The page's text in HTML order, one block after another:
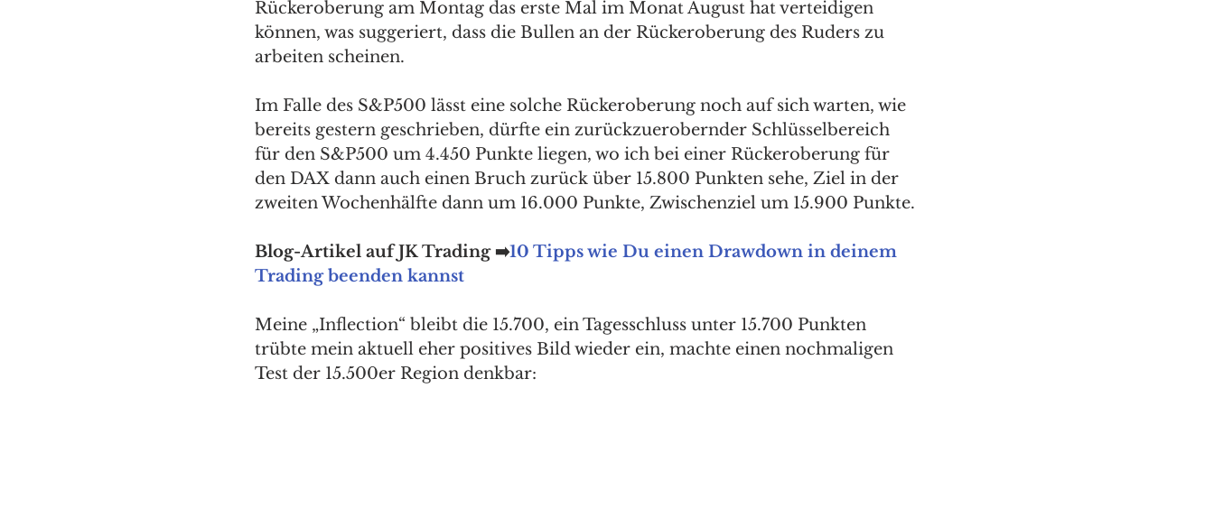
Rückeroberung am Montag das erste Mal im Monat August hat verteidigen
können, was suggeriert, dass die Bullen an der Rückeroberung des Ruders zu
arbeiten scheinen.
Im Falle des S&P500 lässt eine solche Rückeroberung noch auf sich warten, wie
bereits gestern geschrieben, dürfte ein zurückzuerobernder Schlüsselbereich
für den S&P500 um 4.450 Punkte liegen, wo ich bei einer Rückeroberung für
den DAX dann auch einen Bruch zurück über 15.800 Punkten sehe, Ziel in der
zweiten Wochenhälfte dann um 16.000 Punkte, Zwischenziel um 15.900 Punkte.
Blog-Artikel auf JK Trading ➡️10 Tipps wie Du einen Drawdown in deinem
Trading beenden kannst
Meine „Inflection“ bleibt die 15.700, ein Tagesschluss unter 15.700 Punkten
trübte mein aktuell eher positives Bild wieder ein, machte einen nochmaligen
Test der 15.500er Region denkbar: